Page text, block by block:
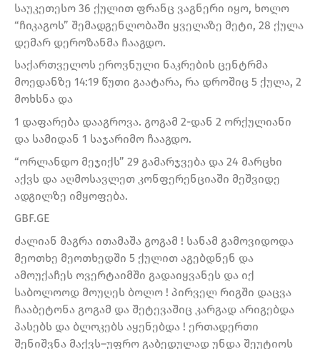
საუკეთესო 36 ქულით ფრანც ვაგნერი იყო, ხოლო
“ჩიკაგოს” შემადგენლობაში ყველაზე მეტი, 28 ქულა
დემარ დეროზანმა ჩააგდო.
საქართველოს ეროვნული ნაკრების ცენტრმა
მოედანზე 14:19 წუთი გაატარა, რა დროშიც 5 ქულა, 2
მოხსნა და
1 დაფარება დააგროვა. გოგამ 2-დან 2 ორქულიანი
და სამიდან 1 საჯარიმო ჩააგდო.
“ორლანდო მეჯიქს” 29 გამარჯვება და 24 მარცხი
აქვს და აღმოსავლეთ კონფერენციაში მეშვიდე
ადგილზე იმყოფება.
GBF.GE
ძალიან მაგრა ითამაშა გოგამ ! სანამ გამოვიდოდა
მეოთხე მეოთხედში 5 ქულით აგებდნენ და
ამოუქაჩეს ოვერტაიმში გადაიყვანეს და იქ
საბოლოოდ მოუღეს ბოლო ! პირველ რიგში დაცვა
ჩააბეტონა გოგამ და შეტევაშიც კარგად არიგებდა
პასებს და ბლოკებს აყენებდა ! ერთადერთი
შენიშვნა მაქვს–უფრო გაბედულად უნდა შეუტიოს